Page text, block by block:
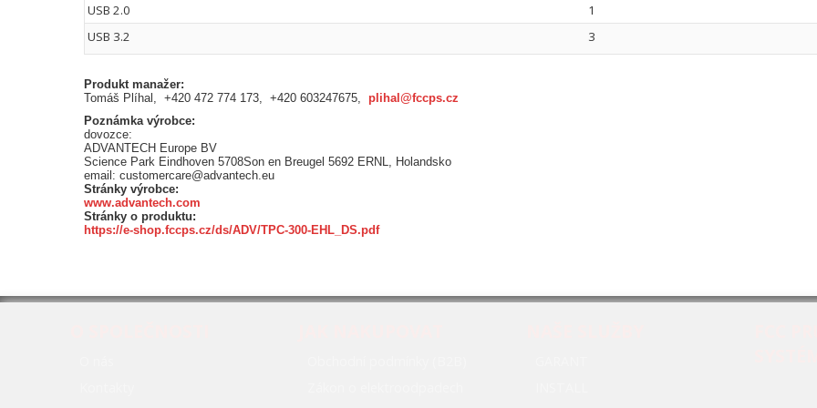
USB 2.0
1
USB 3.2
3
Produkt manažer:
Tomáš Plíhal, +420 472 774 173, +420 603247675, plihal@fccps.cz
Poznámka výrobce:
dovozce:
ADVANTECH Europe BV
Science Park Eindhoven 5708Son en Breugel 5692 ERNL, Holandsko
email: customercare@advantech.eu
Stránky výrobce:
www.advantech.com
Stránky o produktu:
https://e-shop.fccps.cz/ds/ADV/TPC-300-EHL_DS.pdf